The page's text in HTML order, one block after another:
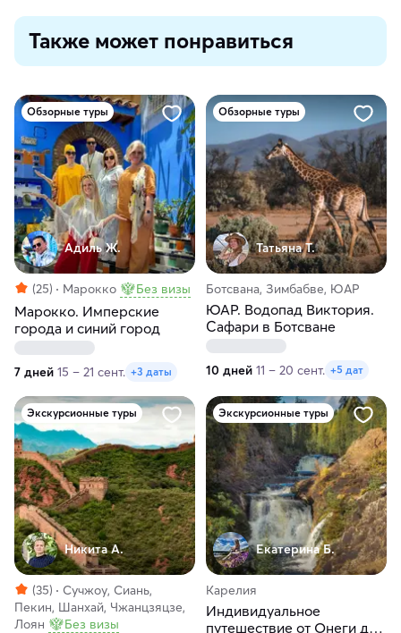
Также может понравиться
Обзорные туры
Адиль Ж.
(25) Марокко Без визы
Марокко. Имперские
города и синий город
7 дней 15 – 21 сент. +3 даты
Обзорные туры
Татьяна Т.
Ботсвана, Зимбабве, ЮАР
ЮАР. Водопад Виктория.
Сафари в Ботсване
10 дней 11 – 20 сент. +5 дат
Экскурсионные туры
Никита А.
(35)
Сучжоу, Сиань,
Пекин, Шанхай, Чжанцзяцзе,
Лоян
Без визы
Экскурсионные туры
Екатерина Б.
Карелия
Индивидуальное
путешествие от Онеги до